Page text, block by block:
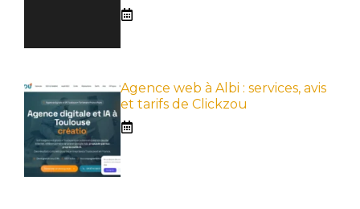
Agence web à Albi : services, avis
et tarifs de Clickzou